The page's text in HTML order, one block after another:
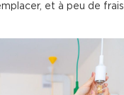
et à peu de frais.